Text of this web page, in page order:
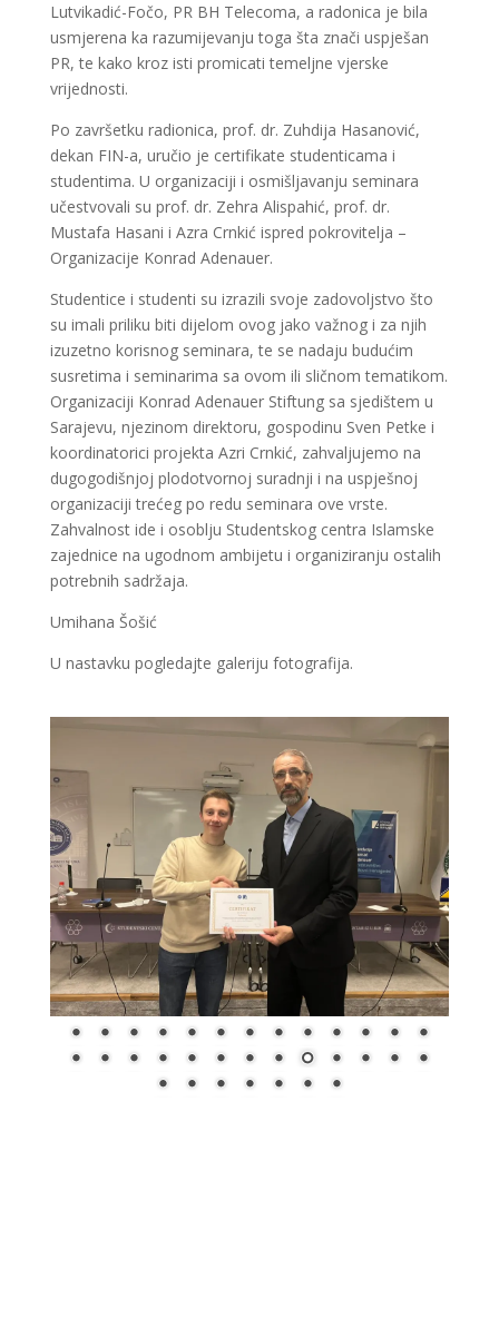
Lutvikadić-Fočo, PR BH Telecoma, a radonica je bila
usmjerena ka razumijevanju toga šta znači uspješan
PR, te kako kroz isti promicati temeljne vjerske
vrijednosti.
Po završetku radionica, prof. dr. Zuhdija Hasanović,
dekan FIN-a, uručio je certifikate studenticama i
studentima. U organizaciji i osmišljavanju seminara
učestvovali su prof. dr. Zehra Alispahić, prof. dr.
Mustafa Hasani i Azra Crnkić ispred pokrovitelja –
Organizacije Konrad Adenauer.
Studentice i studenti su izrazili svoje zadovoljstvo što
su imali priliku biti dijelom ovog jako važnog i za njih
izuzetno korisnog seminara, te se nadaju budućim
susretima i seminarima sa ovom ili sličnom tematikom.
Organizaciji Konrad Adenauer Stiftung sa sjedištem u
Sarajevu, njezinom direktoru, gospodinu Sven Petke i
koordinatorici projekta Azri Crnkić, zahvaljujemo na
dugogodišnjoj plodotvornoj suradnji i na uspješnoj
organizaciji trećeg po redu seminara ove vrste.
Zahvalnost ide i osoblju Studentskog centra Islamske
zajednice na ugodnom ambijetu i organiziranju ostalih
potrebnih sadržaja.
Umihana Šošić
U nastavku pogledajte galeriju fotografija.